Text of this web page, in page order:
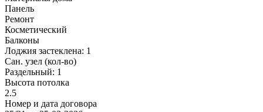
Панель
Ремонт
Косметический
Балконы
Лоджия застеклена: 1
Сан. узел (кол-во)
Раздельный: 1
Высота потолка
2.5
Номер и дата договора